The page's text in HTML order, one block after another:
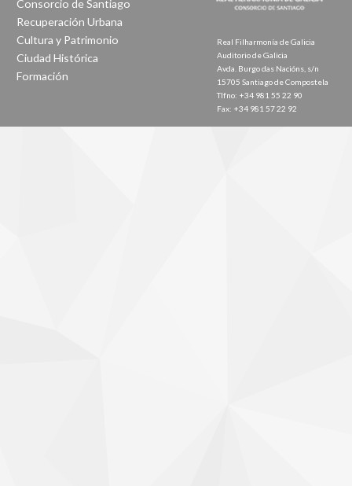
Consorcio de Santiago
Recuperación Urbana
Cultura y Patrimonio
Ciudad Histórica
Formación
Real Filharmonía de Galicia
Auditorio de Galicia
Avda. Burgo das Nacións, s/n
15705 Santiago de Compostela
Tlfno: +34 981 55 22 90
Fax: +34 981 57 22 92